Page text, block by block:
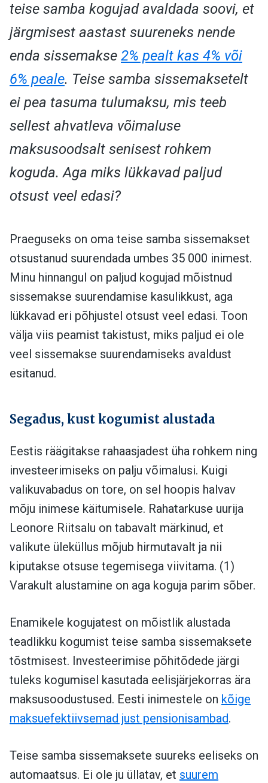
teise samba kogujad avaldada soovi, et
järgmisest aastast suureneks nende
enda sissemakse 2% pealt kas 4% või
6% peale. Teise samba sissemaksetelt
ei pea tasuma tulumaksu, mis teeb
sellest ahvatleva võimaluse
maksusoodsalt senisest rohkem
koguda. Aga miks lükkavad paljud
otsust veel edasi?
Praeguseks on oma teise samba sissemakset
otsustanud suurendada umbes 35 000 inimest.
Minu hinnangul on paljud kogujad mõistnud
sissemakse suurendamise kasulikkust, aga
lükkavad eri põhjustel otsust veel edasi. Toon
välja viis peamist takistust, miks paljud ei ole
veel sissemakse suurendamiseks avaldust
esitanud.
Segadus, kust kogumist alustada
Eestis räägitakse rahaasjadest üha rohkem ning
investeerimiseks on palju võimalusi. Kuigi
valikuvabadus on tore, on sel hoopis halvav
mõju inimese käitumisele. Rahatarkuse uurija
Leonore Riitsalu on tabavalt märkinud, et
valikute üleküllus mõjub hirmutavalt ja nii
kiputakse otsuse tegemisega viivitama. (1)
Varakult alustamine on aga koguja parim sõber.
Enamikele kogujatest on mõistlik alustada
teadlikku kogumist teise samba sissemaksete
tõstmisest. Investeerimise põhitõdede järgi
tuleks kogumisel kasutada eelisjärjekorras ära
maksusoodustused. Eesti inimestele on kõige
maksuefektiivsemad just pensionisambad.
Teise samba sissemaksete suureks eeliseks on
automaatsus. Ei ole ju üllatav, et suurem